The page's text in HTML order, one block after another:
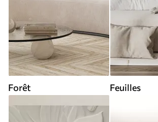
Forêt Feuilles